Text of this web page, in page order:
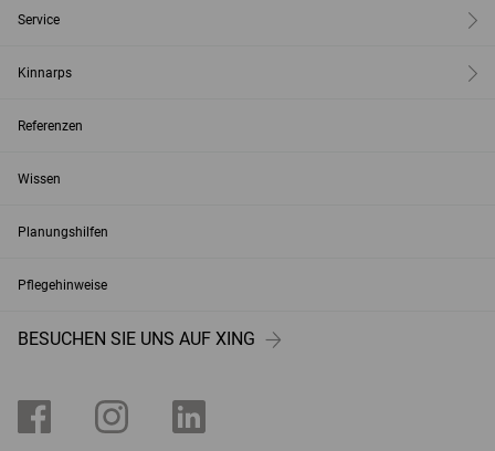
Service
Kinnarps
Referenzen
Wissen
Planungshilfen
Pflegehinweise
BESUCHEN SIE UNS AUF XING